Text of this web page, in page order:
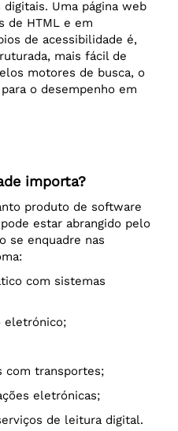
Uma página web
de HTML e em
de acessibilidade é,
mais fácil de
motores de busca, o
o desempenho em
importa?
produto de software
estar abrangido pelo
se enquadre nas
com sistemas
eletrónico;
com transportes;
eletrónicas;
de leitura digital.